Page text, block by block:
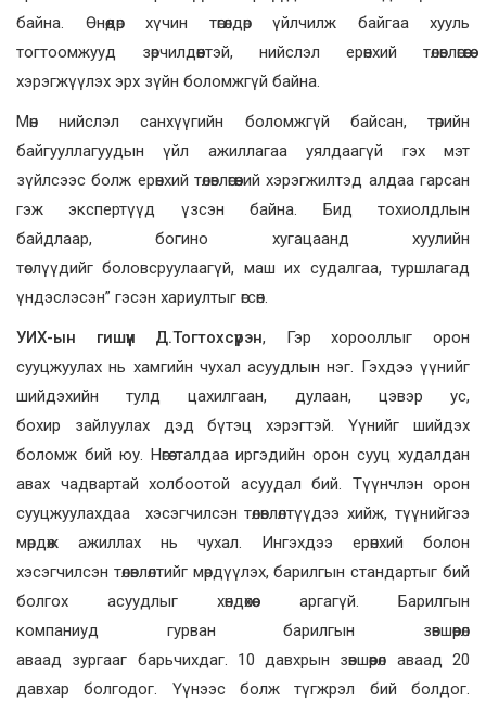
байна. Өнөөдөр хүчин төгөлдөр үйлчилж байгаа хууль
тогтоомжууд зөрчилдөөнтэй, нийслэл ерөнхий төлөвлөгөөгөө
хэрэгжүүлэх эрх зүйн боломжгүй байна.
Мөн нийслэл санхүүгийн боломжгүй байсан, төрийн
байгууллагуудын үйл ажиллагаа уялдаагүй гэх мэт
зүйлсээс болж ерөнхий төлөвлөгөөний хэрэгжилтэд алдаа гарсан
гэж экспертүүд үзсэн байна. Бид тохиолдлын
байдлаар, богино хугацаанд хуулийн
төслүүдийг боловсруулаагүй, маш их судалгаа, туршлагад
үндэслэсэн” гэсэн хариултыг өгсөн.
УИХ-ын гишүүн Д.Тогтохсүрэн, Гэр хорооллыг орон
сууцжуулах нь хамгийн чухал асуудлын нэг. Гэхдээ үүнийг
шийдэхийн тулд цахилгаан, дулаан, цэвэр ус,
бохир зайлуулах дэд бүтэц хэрэгтэй. Үүнийг шийдэх
боломж бий юу. Нөгөө талдаа иргэдийн орон сууц худалдан
авах чадвартай холбоотой асуудал бий. Түүнчлэн орон
сууцжуулахдаа хэсэгчилсэн төлөвлөлтүүдээ хийж, түүнийгээ
мөрдөж ажиллах нь чухал. Ингэхдээ ерөнхий болон
хэсэгчилсэн төлөвлөлтийг мөрдүүлэх, барилгын стандартыг бий
болгох асуудлыг хөндөхөөс аргагүй. Барилгын
компаниуд гурван барилгын зөвшөөрөл
аваад зургааг барьчихдаг. 10 давхрын зөвшөөрөл аваад 20
давхар болгодог. Үүнээс болж түгжрэл бий болдог.